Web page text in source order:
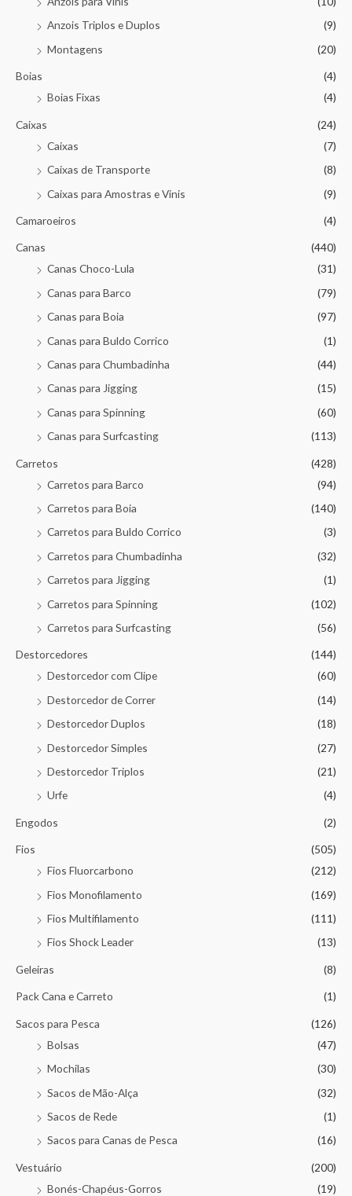
Anzois Triplos e Duplos
(9)
Montagens
(20)
Boias
(4)
Boias Fixas
(4)
Caixas
(24)
Caixas
(7)
Caixas de Transporte
(8)
Caixas para Amostras e Vinis
(9)
Camaroeiros (4)
Canas
(440)
Canas Choco-Lula
(31)
Canas para Barco
(79)
Canas para Boia
(97)
Canas para Buldo Corrico
(1)
Canas para Chumbadinha
(44)
Canas para Jigging
(15)
Canas para Spinning
(60)
Canas para Surfcasting
(113)
Carretos
(428)
Carretos para Barco
(94)
Carretos para Boia
(140)
Carretos para Buldo Corrico
(3)
Carretos para Chumbadinha
(32)
Carretos para Jigging
(1)
Carretos para Spinning
(102)
Carretos para Surfcasting
(56)
Destorcedores
(144)
Destorcedor com Clipe
(60)
Destorcedor de Correr
(14)
Destorcedor Duplos
(18)
Destorcedor Simples
(27)
Destorcedor Triplos
(21)
Urfe
(4)
Engodos (2)
Fios
(505)
Fios Fluorcarbono
(212)
Fios Monofilamento
(169)
Fios Multifilamento
(111)
Fios Shock Leader
(13)
Geleiras (8)
Pack Cana e Carreto (1)
Sacos para Pesca
(126)
Bolsas
(47)
Mochilas
(30)
Sacos de Mão-Alça
(32)
Sacos de Rede
(1)
Sacos para Canas de Pesca
(16)
Vestuário
(200)
Bonés-Chapéus-Gorros
(19)